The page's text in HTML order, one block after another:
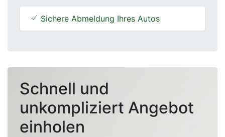
Sichere Abmeldung Ihres Autos
Schnell und
unkompliziert Angebot
einholen